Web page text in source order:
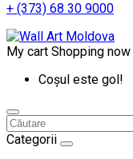
+ (373) 68 30 9000
My cart Shopping now
Coșul este gol!
Categorii